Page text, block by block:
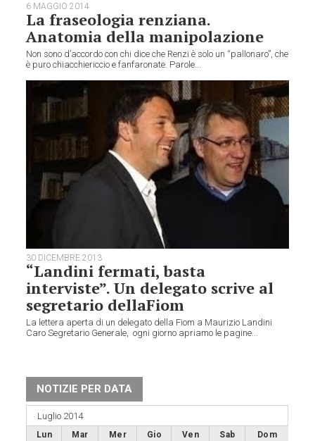
6 MAGGIO 2014
La fraseologia renziana.
Anatomia della manipolazione
Non sono d’accordo con chi dice che Renzi è solo un “pallonaro”, che
è puro chiacchiericcio e fanfaronate. Parole...
30 DICEMBRE 2013
“Landini fermati, basta
interviste”. Un delegato scrive al
segretario dellaFiom
La lettera aperta di un delegato della Fiom a Maurizio Landini
Caro Segretario Generale, ogni giorno apriamo le pagine...
NOTIZIE PER DATA
Luglio 2014
Lun Mar Mer Gio Ven Sab Dom